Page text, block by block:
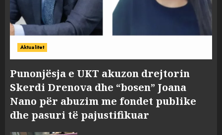
Aktualitet
Punonjësja e UKT akuzon drejtorin
Skerdi Drenova dhe “bosen” Joana
Nano për abuzim me fondet publike
dhe pasuri të pajustifikuar